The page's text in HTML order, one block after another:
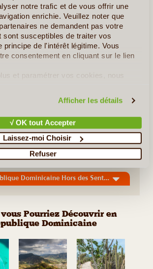
notre trafic et de vous offrir une
enrichie. Veuillez noter que
ne demandent pas votre
sont susceptibles de traiter vos
principe de l'intérêt légitime. Vous
consentement en cliquant sur le lien
et paramétrer vos cookies, nous
Afficher les détails
√ OK tout Accepter
Laissez-moi Choisir
Refuser
petit groupe, pensé pour 4 à 12 personnes,
au cœur d’une République dominicaine loin
pas de course aux “incontournables”, mais
patiente, guidée par (...)
En détail
La République Dominicaine Hors des Sentiers Battus
vous Pourriez Découvrir en
Dominicaine